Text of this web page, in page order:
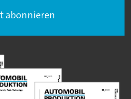
abonnieren